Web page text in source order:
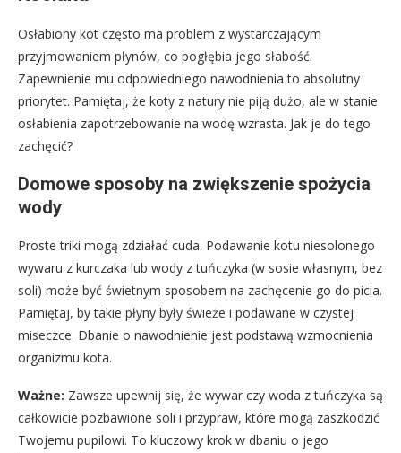
Osłabiony kot często ma problem z wystarczającym
przyjmowaniem płynów, co pogłębia jego słabość.
Zapewnienie mu odpowiedniego nawodnienia to absolutny
priorytet. Pamiętaj, że koty z natury nie piją dużo, ale w stanie
osłabienia zapotrzebowanie na wodę wzrasta. Jak je do tego
zachęcić?
Domowe sposoby na zwiększenie spożycia
wody
Proste triki mogą zdziałać cuda. Podawanie kotu niesolonego
wywaru z kurczaka lub wody z tuńczyka (w sosie własnym, bez
soli) może być świetnym sposobem na zachęcenie go do picia.
Pamiętaj, by takie płyny były świeże i podawane w czystej
miseczce. Dbanie o nawodnienie jest podstawą wzmocnienia
organizmu kota.
Ważne: Zawsze upewnij się, że wywar czy woda z tuńczyka są
całkowicie pozbawione soli i przypraw, które mogą zaszkodzić
Twojemu pupilowi. To kluczowy krok w dbaniu o jego